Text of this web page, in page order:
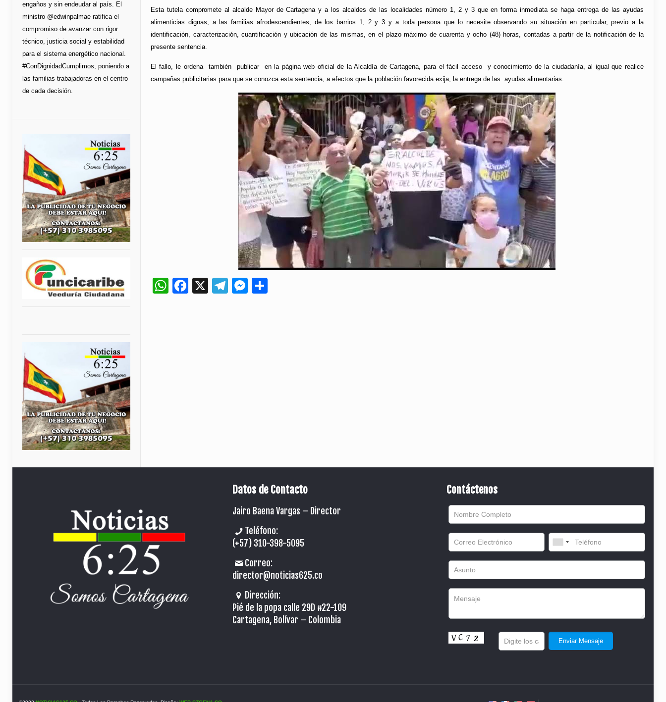
Esta tutela compromete al alcalde Mayor de Cartagena y a los alcaldes de las localidades número 1, 2 y 3 que en forma inmediata se haga entrega de las ayudas
alimenticias dignas, a las familias afrodescendientes, de los barrios 1, 2 y 3 y a toda persona que lo necesite observando su situación en particular, previo a la
identificación, caracterización, cuantificación y ubicación de las mismas, en el plazo máximo de cuarenta y ocho (48) horas, contadas a partir de la notificación de la
presente sentencia.
El fallo, le ordena también publicar en la página web oficial de la Alcaldía de Cartagena, para el fácil acceso y conocimiento de la ciudadanía, al igual que realice
campañas publicitarias para que se conozca esta sentencia, a efectos que la población favorecida exija, la entrega de las ayudas alimentarias.
WhatsApp
Facebook
X Telegram
Messenger
Compartir
engaños y sin endeudar al país. El
ministro @edwinpalmae ratifica el
compromiso de avanzar con rigor
técnico, justicia social y estabilidad
para el sistema energético nacional.
#ConDignidadCumplimos, poniendo a
las familias trabajadoras en el centro
de cada decisión.
Datos de Contacto
Jairo Baena Vargas – Director
Teléfono:
(+57) 310-398-5095
Correo:
director@noticias625.co
Dirección:
Pié de la popa calle 29D #22-109
Cartagena, Bolívar – Colombia
Contáctenos